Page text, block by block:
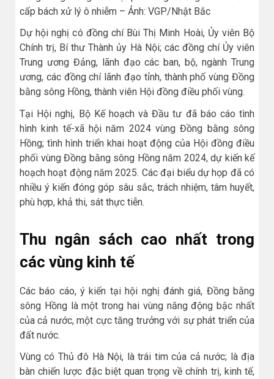
cấp bách xử lý ô nhiễm – Ảnh: VGP/Nhật Bắc
Dự hội nghị có đồng chí Bùi Thị Minh Hoài, Ủy viên Bộ
Chính trị, Bí thư Thành ủy Hà Nội; các đồng chí Ủy viên
Trung ương Đảng, lãnh đạo các ban, bộ, ngành Trung
ương, các đồng chí lãnh đạo tỉnh, thành phố vùng Đồng
bằng sông Hồng, thành viên Hội đồng điều phối vùng.
Tại Hội nghị, Bộ Kế hoạch và Đầu tư đã báo cáo tình
hình kinh tế-xã hội năm 2024 vùng Đồng bằng sông
Hồng; tình hình triển khai hoạt động của Hội đồng điều
phối vùng Đồng bằng sông Hồng năm 2024, dự kiến kế
hoạch hoạt động năm 2025. Các đại biểu dự họp đã có
nhiều ý kiến đóng góp sâu sắc, trách nhiệm, tâm huyết,
phù hợp, khả thi, sát thực tiễn.
Thu ngân sách cao nhất trong
các vùng kinh tế
Các báo cáo, ý kiến tại hội nghị đánh giá, Đồng bằng
sông Hồng là một trong hai vùng năng động bậc nhất
của cả nước, một cực tăng trưởng với sự phát triển của
đất nước.
Vùng có Thủ đô Hà Nội, là trái tim của cả nước; là địa
bàn chiến lược đặc biệt quan trọng về chính trị, kinh tế,